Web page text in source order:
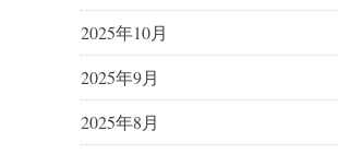
2025年10月
2025年9月
2025年8月